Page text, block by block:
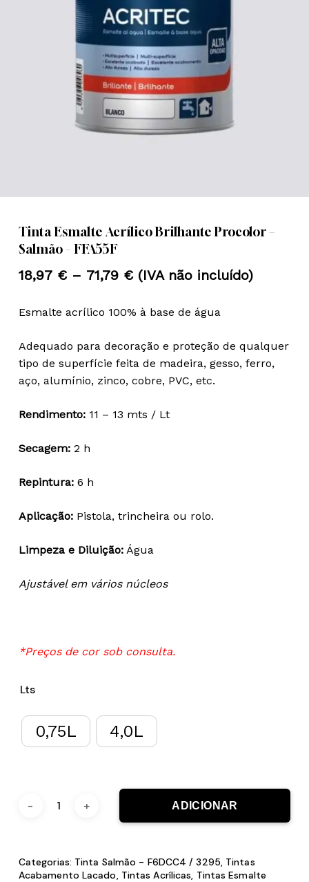
Tinta Esmalte Acrílico Brilhante Procolor –
Salmão – FFA55F
18,97 € – 71,79 €Price
18,97 €
71,79 €
(IVA não incluído)
Esmalte acrílico 100% à base de água
Adequado para decoração e proteção de qualquer
tipo de superfície feita de madeira, gesso, ferro,
aço, alumínio, zinco, cobre, PVC, etc.
Rendimento:11 – 13 mts / Lt
Secagem:2 h
Repintura:6 h
Aplicação:Pistola, trincheira ou rolo.
Limpeza e Diluição:Água
Ajustável em vários núcleos
*Preços de cor sob consulta.
Lts
0,75L 4,0L
ADICIONAR
Categorias: Tinta Salmão - F6DCC4 / 3295, Tintas
Acabamento Lacado, Tintas Acrílicas, Tintas Esmalte
Nome*
Email*